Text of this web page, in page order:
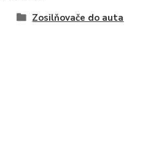
Zosilňovače do auta